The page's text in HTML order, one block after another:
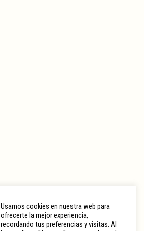
Usamos cookies en nuestra web para
ofrecerte la mejor experiencia,
recordando tus preferencias y visitas. Al